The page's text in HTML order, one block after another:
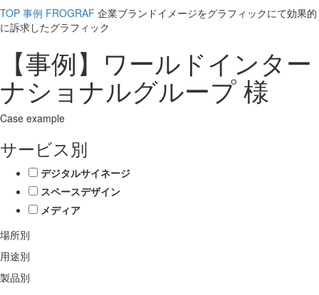
TOP 事例 FROGRAF 企業ブランドイメージをグラフィックにて効果的
に訴求したグラフィック
【事例】ワールドインター
ナショナルグループ 様
Case example
サービス別
デジタルサイネージ
スペースデザイン
メディア
場所別
用途別
製品別